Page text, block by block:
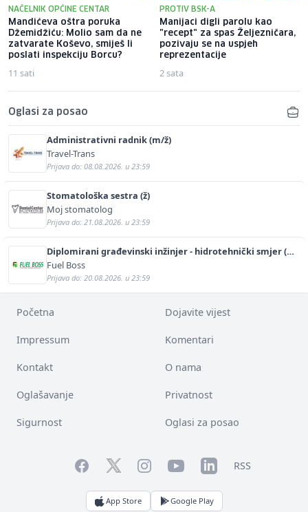
NAČELNIK OPĆINE CENTAR
Mandićeva oštra poruka
Džemidžiću: Molio sam da ne
zatvarate Koševo, smiješ li
poslati inspekciju Borcu?
11 sati
PROTIV BSK-A
Manijaci digli parolu kao
"recept" za spas Željezničara,
pozivaju se na uspjeh
reprezentacije
2 sata
Oglasi za posao
Administrativni radnik (m/ž)
Travel-Trans
Prijava do: 08.08.2026. u 23:59
Stomatološka sestra (ž)
Moj stomatolog
Prijava do: 21.08.2026. u 23:59
Diplomirani građevinski inžinjer - hidrotehnički smjer (m/
ž)
Fuel Boss
Prijava do: 20.08.2026. u 23:59
Početna Dojavite vijest
Impressum Komentari
Kontakt O nama
Oglašavanje Privatnost
Sigurnost Oglasi za posao
FacebookTwitterInstagramYouTubeLinkedInRSS
App Store Google Play